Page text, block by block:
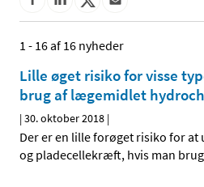
1 - 16 af 16 nyheder
Lille øget risiko for visse
brug af lægemidlet
|30. oktober 2018 |
Der er en lille forøget risiko for
og pladecellekræft, hvis man